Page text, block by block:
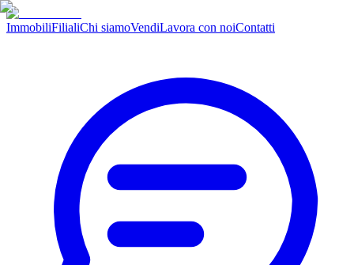
ImmobiliFilialiChi siamoVendiLavora con noiContatti